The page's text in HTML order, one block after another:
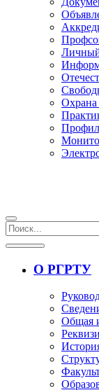
Личный
Охрана
О РГРТУ
Общая